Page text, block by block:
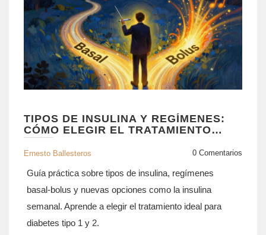
TIPOS DE INSULINA Y REGÍMENES:
CÓMO ELEGIR EL TRATAMIENTO
CORRECTO PARA LA DIABETES
Ernesto Ballesteros 0 Comentarios
Guía práctica sobre tipos de insulina, regímenes
basal-bolus y nuevas opciones como la insulina
semanal. Aprende a elegir el tratamiento ideal para
diabetes tipo 1 y 2.